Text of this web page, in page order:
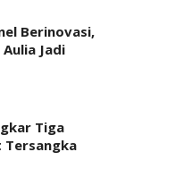
Berinovasi,
Jadi
Tiga
Tersangka